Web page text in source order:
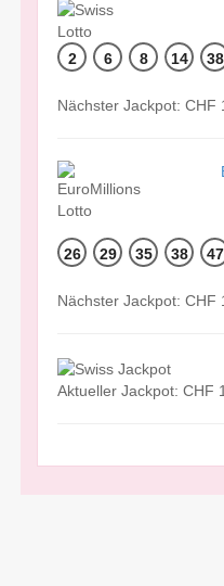
2 6 8 14 38
Nächster Jackpot: CHF
26 29 35 38 47
Nächster Jackpot: CHF
Aktueller Jackpot: CHF